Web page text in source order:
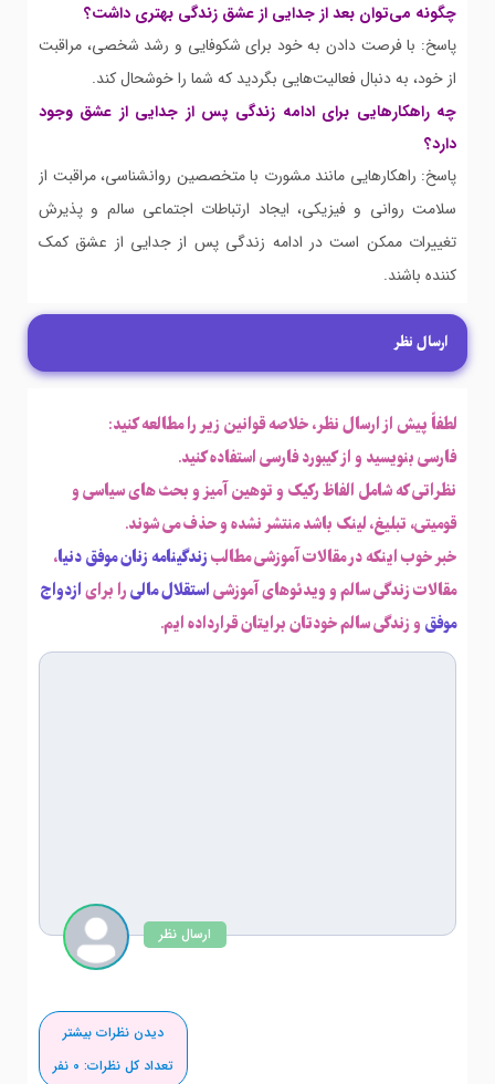
چگونه می‌توان بعد از جدایی از عشق زندگی بهتری داشت؟
پاسخ: با فرصت دادن به خود برای شکوفایی و رشد شخصی، مراقبت
از خود، به دنبال فعالیت‌هایی بگردید که شما را خوشحال کند.
چه راهکارهایی برای ادامه زندگی پس از جدایی از عشق وجود
دارد؟
پاسخ: راهکارهایی مانند مشورت با متخصصین روانشناسی، مراقبت از
سلامت روانی و فیزیکی، ایجاد ارتباطات اجتماعی سالم و پذیرش
تغییرات ممکن است در ادامه زندگی پس از جدایی از عشق کمک
کننده باشند.
ارسال نظر
لطفاً پیش از ارسال نظر، خلاصه قوانین زیر را مطالعه کنید:
فارسی بنویسید و از کیبورد فارسی استفاده کنید.
نظراتی که شامل الفاظ رکیک و توهین آمیز و بحث های سیاسی و
قومیتی، تبلیغ، لینک باشد منتشر نشده و حذف می شوند.
خبر خوب اینکه در مقالات آموزشی مطالبزندگینامه زنان موفق دنیا،
مقالات زندگی سالم و ویدئوهای آموزشیاستقلال مالیرا برایازدواج
موفق و زندگی سالم خودتان برایتان قرارداده ایم.
ارسال نظر
دیدن نظرات بیشتر
تعداد کل نظرات: 0 نفر